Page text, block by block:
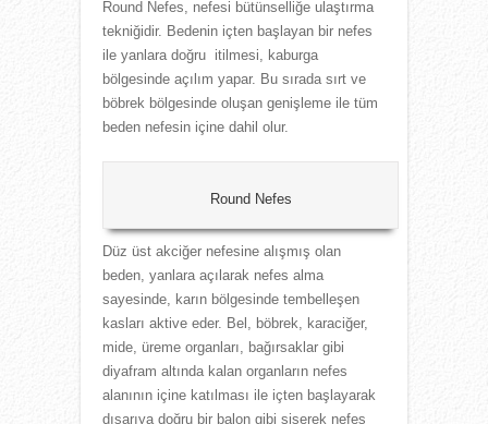
Round Nefes, nefesi bütünselliğe ulaştırma
tekniğidir. Bedenin içten başlayan bir nefes
ile yanlara doğru itilmesi, kaburga
bölgesinde açılım yapar. Bu sırada sırt ve
böbrek bölgesinde oluşan genişleme ile tüm
beden nefesin içine dahil olur.
Round Nefes
Düz üst akciğer nefesine alışmış olan
beden, yanlara açılarak nefes alma
sayesinde, karın bölgesinde tembelleşen
kasları aktive eder. Bel, böbrek, karaciğer,
mide, üreme organları, bağırsaklar gibi
diyafram altında kalan organların nefes
alanının içine katılması ile içten başlayarak
dışarıya doğru bir balon gibi şişerek nefes